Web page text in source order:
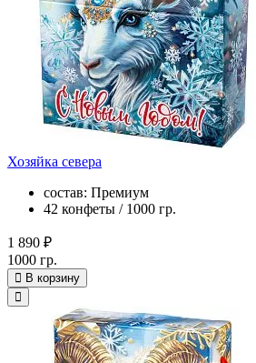
Хозяйка севера
состав: Премиум
42 конфеты / 1000 гр.
1 890 ₽
1000 гр.
В корзину